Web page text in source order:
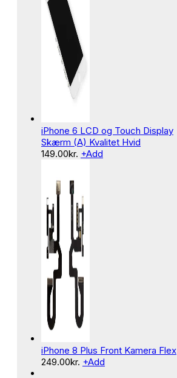
iPhone 6 LCD og Touch Display
Skærm (A) Kvalitet Hvid
149.00kr. +Add
iPhone 8 Plus Front Kamera Flex
249.00kr. +Add